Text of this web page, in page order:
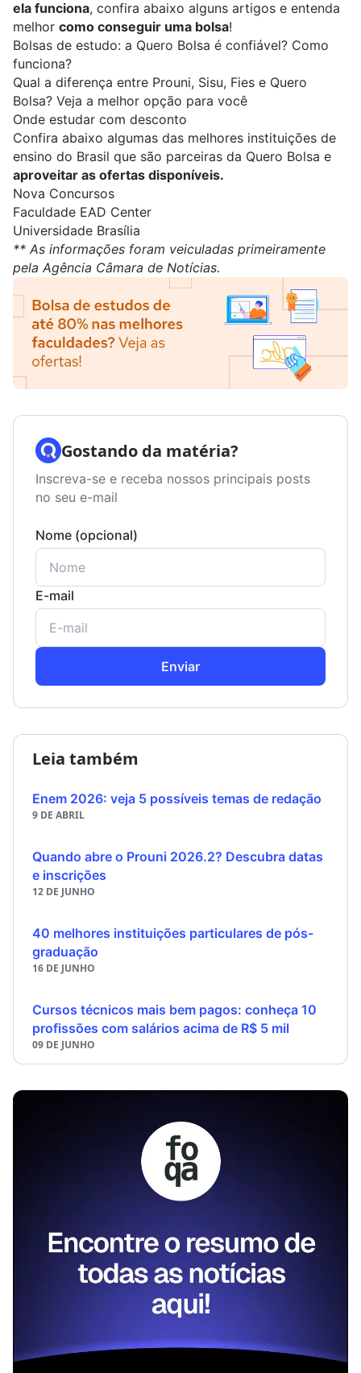
ela funciona, confira abaixo alguns artigos e entenda
melhor como conseguir uma bolsa!
Bolsas de estudo: a Quero Bolsa é confiável? Como
funciona?
Qual a diferença entre Prouni, Sisu, Fies e Quero
Bolsa? Veja a melhor opção para você
Onde estudar com desconto
Confira abaixo algumas das melhores instituições de
ensino do Brasil que são parceiras da Quero Bolsa e
aproveitar as ofertas disponíveis.
Nova Concursos
Faculdade EAD Center
Universidade Brasília
** As informações foram veiculadas primeiramente
pela Agência Câmara de Notícias.
Gostando da matéria?
Inscreva-se e receba nossos principais posts
no seu e-mail
Nome (opcional)
E-mail
Enviar
Leia também
Enem 2026: veja 5 possíveis temas de redação
9 DE ABRIL
Quando abre o Prouni 2026.2? Descubra datas
e inscrições
12 DE JUNHO
40 melhores instituições particulares de pós-
graduação
16 DE JUNHO
Cursos técnicos mais bem pagos: conheça 10
profissões com salários acima de R$ 5 mil
09 DE JUNHO